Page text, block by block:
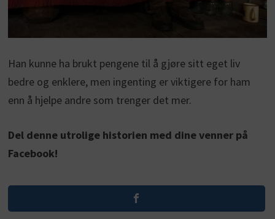
Han kunne ha brukt pengene til å gjøre sitt eget liv
bedre og enklere, men ingenting er viktigere for ham
enn å hjelpe andre som trenger det mer.
Del denne utrolige historien med dine venner på
Facebook!